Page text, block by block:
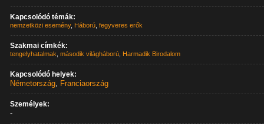
Kapcsolódó témák:
nemzetközi esemény, Háború ,fegyveres erők
Szakmai címkék:
tengelyhatalmak ,második világháború Harmadik Birodalom
Kapcsolódó helyek:
Németország, Franciaország
Személyek:
-